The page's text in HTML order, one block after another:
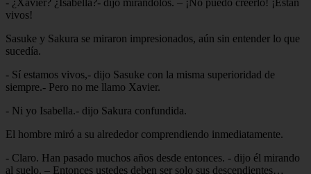
vivos!
Sasuke y Sakura se miraron impresionados, aún sin entender lo que
sucedía.
- Sí estamos vivos,- dijo Sasuke con la misma superioridad de
siempre.- Pero no me llamo Xavier.
- Ni yo Isabella.- dijo Sakura confundida.
El hombre miró a su alrededor comprendiendo inmediatamente.
- Claro. Han pasado muchos años desde entonces. - dijo él mirando
al suelo. – Entonces ustedes deben ser solo sus descendientes…